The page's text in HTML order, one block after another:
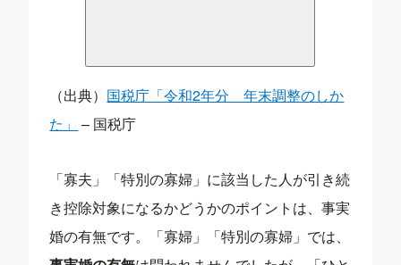
（出典） 国税庁「令和2年分 年末調整のしか
た」 – 国税庁
「寡夫」「特別の寡婦」に該当した人が引き続
き控除対象になるかどうかのポイントは、事実
婚の有無です。「寡婦」「特別の寡婦」では、